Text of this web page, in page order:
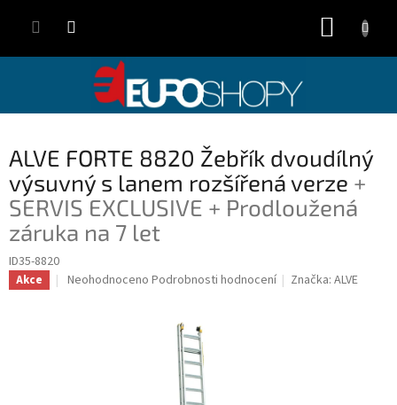
ALVE FORTE 8820 Žebřík dvoudílný
výsuvný s lanem rozšířená verze +
SERVIS EXCLUSIVE + Prodloužená
záruka na 7 let
ID35-8820
Akce
Průměrné
Neohodnoceno Podrobnosti hodnocení Značka:ALVE